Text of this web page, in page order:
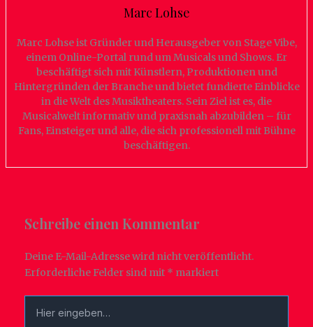
Marc Lohse
Marc Lohse ist Gründer und Herausgeber von Stage Vibe,
einem Online-Portal rund um Musicals und Shows. Er
beschäftigt sich mit Künstlern, Produktionen und
Hintergründen der Branche und bietet fundierte Einblicke
in die Welt des Musiktheaters. Sein Ziel ist es, die
Musicalwelt informativ und praxisnah abzubilden – für
Fans, Einsteiger und alle, die sich professionell mit Bühne
beschäftigen.
Schreibe einen Kommentar
Deine E-Mail-Adresse wird nicht veröffentlicht.
Erforderliche Felder sind mit * markiert
eingeben…